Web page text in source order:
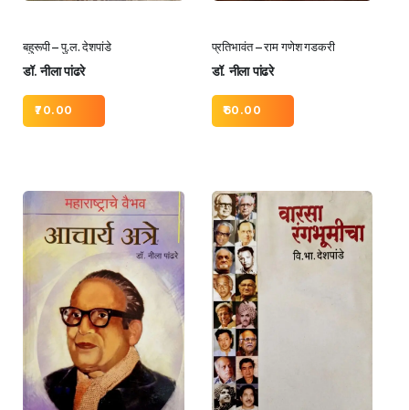
बहुरूपी – पु.ल. देशपांडे
डॉ. नीला पांढरे
70.00
प्रतिभावंत – राम गणेश गडकरी
डॉ. नीला पांढरे
60.00